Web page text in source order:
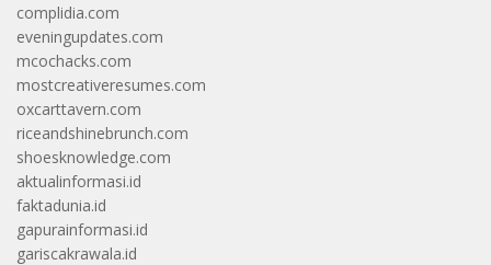
complidia.com
eveningupdates.com
mcochacks.com
mostcreativeresumes.com
oxcarttavern.com
riceandshinebrunch.com
shoesknowledge.com
aktualinformasi.id
faktadunia.id
gapurainformasi.id
gariscakrawala.id